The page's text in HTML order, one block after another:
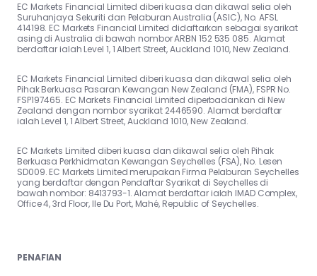
EC Markets Financial Limited diberi kuasa dan dikawal selia oleh
Suruhanjaya Sekuriti dan Pelaburan Australia (ASIC), No. AFSL
414198. EC Markets Financial Limited didaftarkan sebagai syarikat
asing di Australia di bawah nombor ARBN 152 535 085. Alamat
berdaftar ialah Level 1, 1 Albert Street, Auckland 1010, New Zealand.
EC Markets Financial Limited diberi kuasa dan dikawal selia oleh
Pihak Berkuasa Pasaran Kewangan New Zealand (FMA), FSPR No.
FSP197465. EC Markets Financial Limited diperbadankan di New
Zealand dengan nombor syarikat 2446590. Alamat berdaftar
ialah Level 1, 1 Albert Street, Auckland 1010, New Zealand.
EC Markets Limited diberi kuasa dan dikawal selia oleh Pihak
Berkuasa Perkhidmatan Kewangan Seychelles (FSA), No. Lesen
SD009. EC Markets Limited merupakan Firma Pelaburan Seychelles
yang berdaftar dengan Pendaftar Syarikat di Seychelles di
bawah nombor: 8413793-1. Alamat berdaftar ialah IMAD Complex,
Office 4, 3rd Floor, Ile Du Port, Mahé, Republic of Seychelles.
PENAFIAN